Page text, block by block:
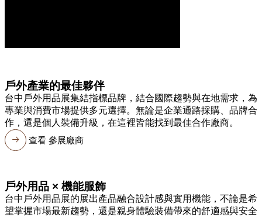
戶外產業的最佳夥伴
台中戶外用品展集結指標品牌，結合國際趨勢與在地需求，為
專業與消費市場提供多元選擇。無論是企業通路採購、品牌合
作，還是個人裝備升級，在這裡皆能找到最佳合作廠商。
查看 參展廠商
戶外用品 × 機能服飾
台中戶外用品展的展出產品融合設計感與實用機能，不論是希
望掌握市場最新趨勢，還是親身體驗裝備帶來的舒適感與安全